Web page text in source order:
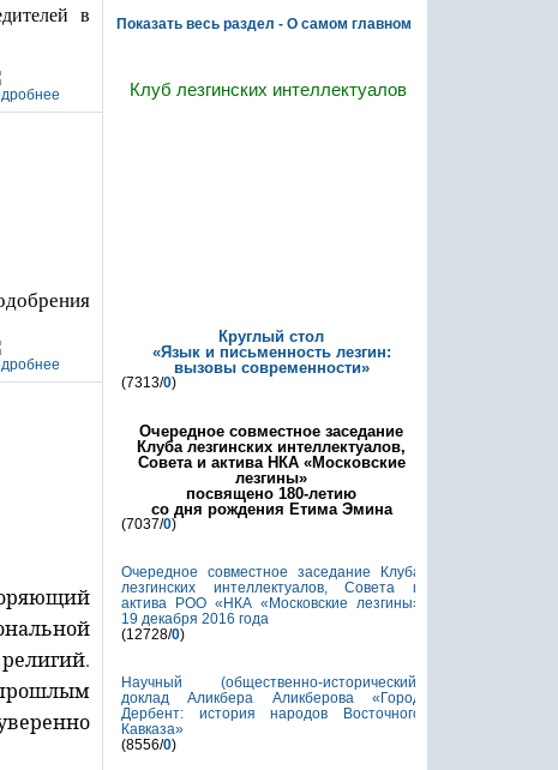
в
Показать весь раздел - О самом главном
Клуб лезгинских интеллектуалов
Круглый стол
«Язык и письменность лезгин:
вызовы современности»
(7313/0)
Очередное совместное заседание
Клуба лезгинских интеллектуалов,
Совета и актива НКА «Московские
лезгины»
посвящено 180-летию
со дня рождения Етима Эмина
(7037/0)
Очередное совместное заседание Клуба
лезгинских интеллектуалов, Совета и
актива РОО «НКА «Московские лезгины»
19 декабря 2016 года
(12728/0)
Научный (общественно-исторический)
доклад Аликбера Аликберова «Город
Дербент: история народов Восточного
Кавказа»
(8556/0)